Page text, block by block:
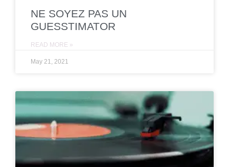
NE SOYEZ PAS UN
GUESSTIMATOR
READ MORE »
May 21, 2021